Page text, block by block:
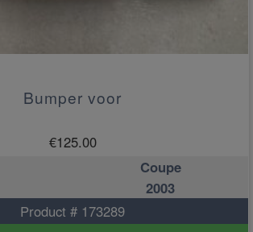
Bumper voor
€125.00
Coupe
2003
Product # 173289